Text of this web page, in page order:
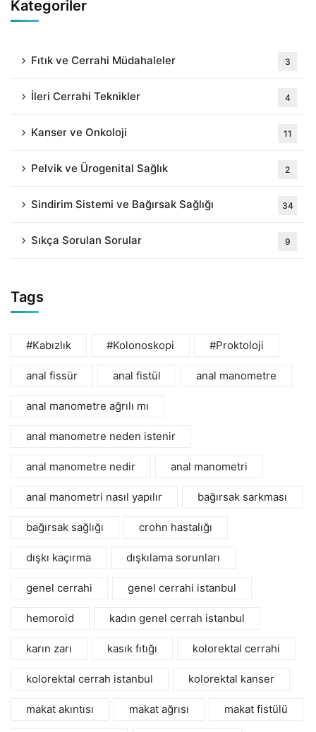
Kategoriler
Fıtık ve Cerrahi Müdahaleler 3
İleri Cerrahi Teknikler 4
Kanser ve Onkoloji 11
Pelvik ve Ürogenital Sağlık 2
Sindirim Sistemi ve Bağırsak Sağlığı 34
Sıkça Sorulan Sorular 9
Tags
#Kabızlık #Kolonoskopi #Proktoloji
anal fissür anal fistül anal manometre
anal manometre ağrılı mı
anal manometre neden istenir
anal manometre nedir anal manometri
anal manometri nasıl yapılır bağırsak sarkması
bağırsak sağlığı crohn hastalığı
dışkı kaçırma dışkılama sorunları
genel cerrahi genel cerrahi istanbul
hemoroid kadın genel cerrah istanbul
karın zarı kasık fıtığı kolorektal cerrahi
kolorektal cerrah istanbul kolorektal kanser
makat akıntısı makat ağrısı makat fistülü